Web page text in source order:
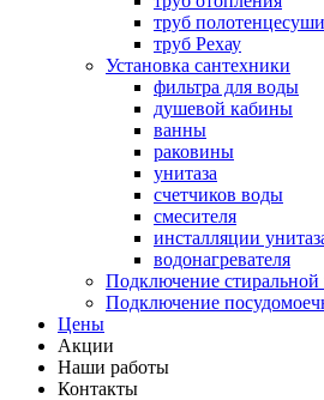
труб
труб Рехау
Установка сантехники
фильтра для воды
душевой кабины
ванны
раковины
унитаза
счетчиков воды
смесителя
инсталляции
водонагревателя
Подключение
Подключение
Цены
Акции
Наши работы
Контакты